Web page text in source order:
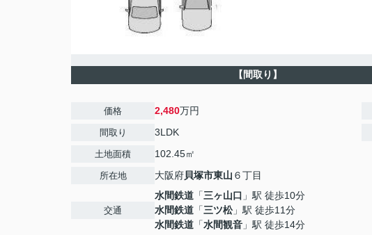
【間取り】
価格 2,480万円
間取り 3LDK
土地面積 102.45㎡
所在地 大阪府貝塚市東山 ６丁目
交通
水間鉄道 「三ヶ山口 」駅 徒歩10分
水間鉄道 「三ツ松」駅 徒歩11分
水間鉄道 「水間観音 」駅 徒歩14分